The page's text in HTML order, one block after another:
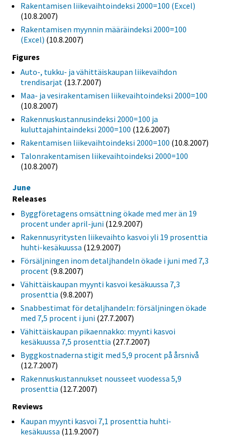
Rakentamisen liikevaihtoindeksi 2000=100 (Excel)
(10.8.2007)
Rakentamisen myynnin määräindeksi 2000=100
(Excel) (10.8.2007)
Figures
Auto-, tukku- ja vähittäiskaupan liikevaihdon
trendisarjat (13.7.2007)
Maa- ja vesirakentamisen liikevaihtoindeksi 2000=100
(10.8.2007)
Rakennuskustannusindeksi 2000=100 ja
kuluttajahintaindeksi 2000=100 (12.6.2007)
Rakentamisen liikevaihtoindeksi 2000=100 (10.8.2007)
Talonrakentamisen liikevaihtoindeksi 2000=100
(10.8.2007)
June
Releases
Byggföretagens omsättning ökade med mer än 19
procent under april-juni (12.9.2007)
Rakennusyritysten liikevaihto kasvoi yli 19 prosenttia
huhti-kesäkuussa (12.9.2007)
Försäljningen inom detaljhandeln ökade i juni med 7,3
procent (9.8.2007)
Vähittäiskaupan myynti kasvoi kesäkuussa 7,3
prosenttia (9.8.2007)
Snabbestimat för detaljhandeln: försäljningen ökade
med 7,5 procent i juni (27.7.2007)
Vähittäiskaupan pikaennakko: myynti kasvoi
kesäkuussa 7,5 prosenttia (27.7.2007)
Byggkostnaderna stigit med 5,9 procent på årsnivå
(12.7.2007)
Rakennuskustannukset nousseet vuodessa 5,9
prosenttia (12.7.2007)
Reviews
Kaupan myynti kasvoi 7,1 prosenttia huhti-
kesäkuussa (11.9.2007)